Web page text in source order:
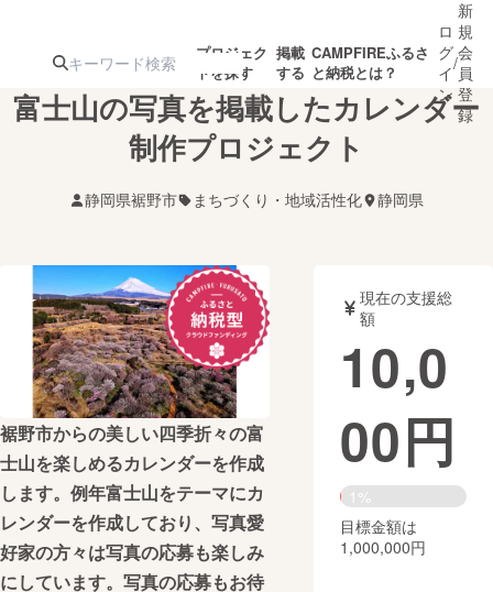
プロジェク
トを探す
注目のリ
ターン
注目の新着プロ
ジェクト
募集終了が近いプ
ロジェクト
されます
アート・写真 音楽
テクノロジー・ガジェット ゲーム・
映像・映画 書籍・雑誌
ビジネス・起業 チャレンジ
まちづくり・地域活性化
掲載
する
CAMPFIREふるさ
と納税とは？
ロ
グ
イ
ン
/
新
規
会
員
登
録
富士山の写真を掲載したカレンダー
制作プロジェクト
静岡県裾野市 まちづくり・地域活性化 静岡県
裾野市からの美しい四季折々の富
士山を楽しめるカレンダーを作成
します。例年富士山をテーマにカ
レンダーを作成しており、写真愛
好家の方々は写真の応募も楽しみ
にしています。写真の応募もお待
現在の支援総
額
10,0
00円
1%
目標金額は
1,000,000円